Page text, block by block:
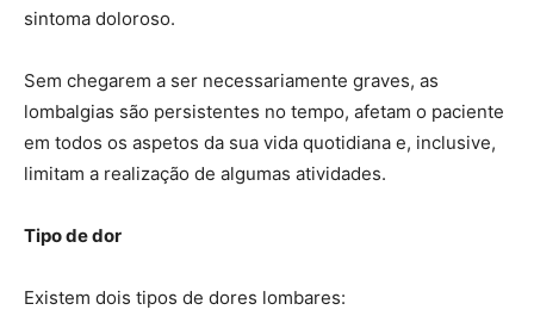
sintoma doloroso.
Sem chegarem a ser necessariamente graves, as
lombalgias são persistentes no tempo, afetam o paciente
em todos os aspetos da sua vida quotidiana e, inclusive,
limitam a realização de algumas atividades.
Tipo de dor
Existem dois tipos de dores lombares: